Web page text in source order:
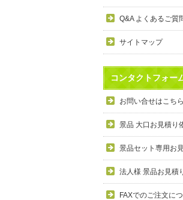
Q&A よくあるご質
サイトマップ
コンタクトフォー
お問い合せはこちら
景品 大口お見積り
景品セット専用お
法人様 景品お見積
FAXでのご注文に